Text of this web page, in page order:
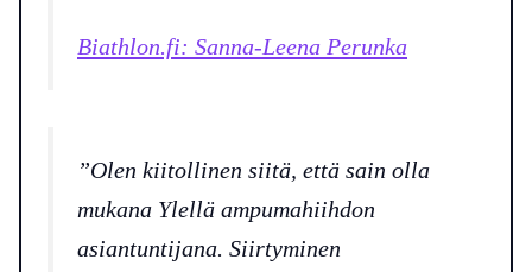
Biathlon.fi: Sanna-Leena Perunka
”Olen kiitollinen siitä, että sain olla
mukana Ylellä ampumahiihdon
asiantuntijana. Siirtyminen